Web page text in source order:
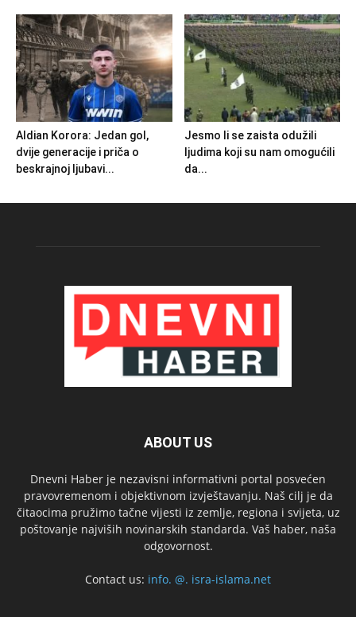
Aldian Korora: Jedan gol,
dvije generacije i priča o
beskrajnoj ljubavi...
Jesmo li se zaista odužili
ljudima koji su nam omogućili
da...
ABOUT US
Dnevni Haber je nezavisni informativni portal posvećen
pravovremenom i objektivnom izvještavanju. Naš cilj je da
čitaocima pružimo tačne vijesti iz zemlje, regiona i svijeta, uz
poštovanje najviših novinarskih standarda. Vaš haber, naša
odgovornost.
Contact us: info. @. isra-islama.net